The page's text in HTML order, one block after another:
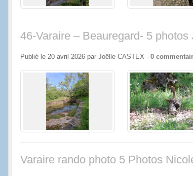
46-Varaire – Beauregard- 5 photos
Publié le 20 avril 2026 par Joëlle CASTEX - 0
Varaire rando photo 5 Photos